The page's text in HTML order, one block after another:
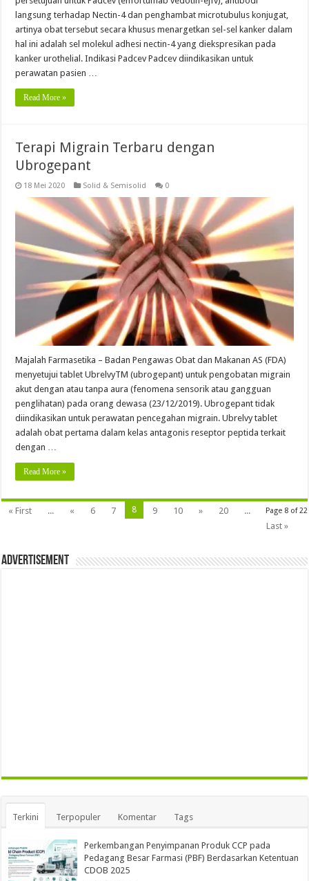
langsung terhadap Nectin-4 dan penghambat microtubulus konjugat,
artinya obat tersebut secara khusus menargetkan sel-sel kanker dalam
hal ini adalah sel molekul adhesi nectin-4 yang diekspresikan pada
kanker urothelial. Indikasi Padcev Padcev diindikasikan untuk
perawatan pasien …
Read More »
Terapi Migrain Terbaru dengan
Ubrogepant
18 Mei 2020 Solid & Semisolid 0
Majalah Farmasetika – Badan Pengawas Obat dan Makanan AS (FDA)
menyetujui tablet UbrelvyTM (ubrogepant) untuk pengobatan migrain
akut dengan atau tanpa aura (fenomena sensorik atau gangguan
penglihatan) pada orang dewasa (23/12/2019). Ubrogepant tidak
diindikasikan untuk perawatan pencegahan migrain. Ubrelvy tablet
adalah obat pertama dalam kelas antagonis reseptor peptida terkait
dengan …
Read More »
Page 8 of 22
« First ... « 6 7 8 9 10 » 20
...
Last »
Advertisement
Terkini Terpopuler Komentar Tags
Perkembangan Penyimpanan Produk CCP pada
Pedagang Besar Farmasi (PBF) Berdasarkan Ketentuan
CDOB 2025